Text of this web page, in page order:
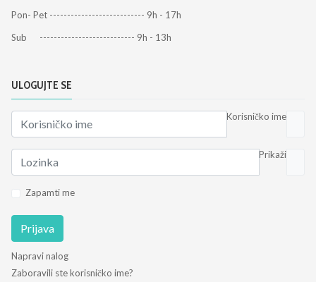
Pon- Pet --------------------------- 9h - 17h
Sub --------------------------- 9h - 13h
ULOGUJTE SE
Korisničko ime
Prikaži
Zapamti me
Prijava
Napravi nalog
Zaboravili ste korisničko ime?